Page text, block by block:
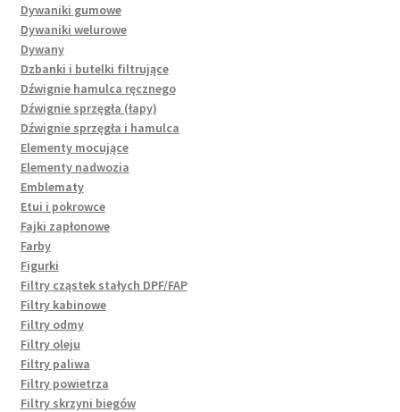
Dywaniki gumowe
Dywaniki welurowe
Dywany
Dzbanki i butelki filtrujące
Dźwignie hamulca ręcznego
Dźwignie sprzęgła (łapy)
Dźwignie sprzęgła i hamulca
Elementy mocujące
Elementy nadwozia
Emblematy
Etui i pokrowce
Fajki zapłonowe
Farby
Figurki
Filtry cząstek stałych DPF/FAP
Filtry kabinowe
Filtry odmy
Filtry oleju
Filtry paliwa
Filtry powietrza
Filtry skrzyni biegów